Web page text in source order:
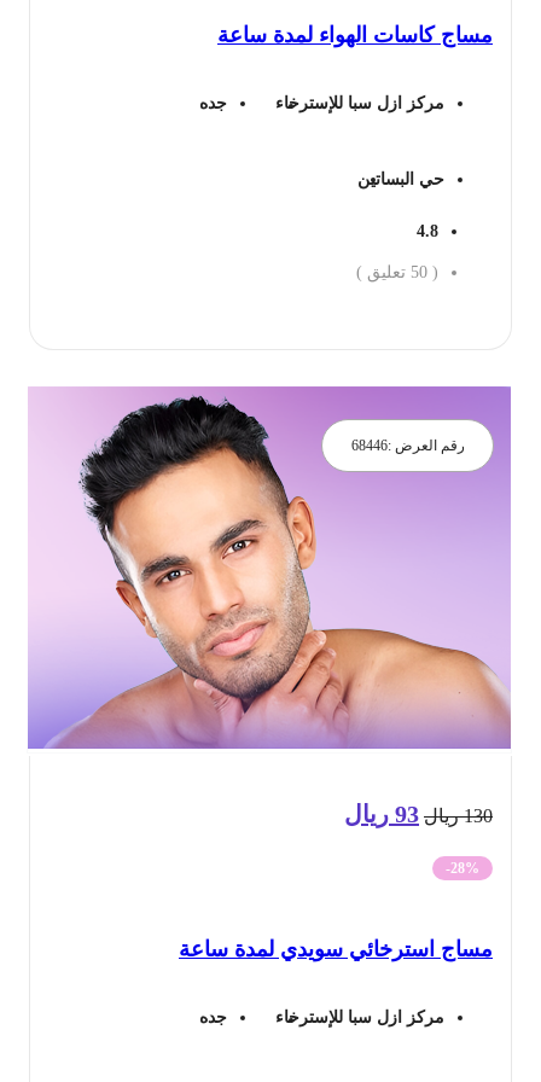
160 ريال. 114 ريال.
كاسات الهواء لمدة ساعة
مركز ازل سبا للإسترخاء جده
حي البساتين
تعليق )
رقم العرض :68446
ريالالسعر
الأصلي
130 ريال.
93 ريالالسعر
93 ريال.
استرخائي سويدي لمدة ساعة
مركز ازل سبا للإسترخاء جده